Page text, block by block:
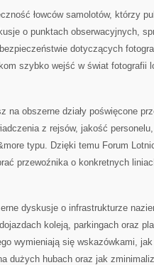
łowców samolotów, którzy
o punktach obserwacyjnych,
dotyczących
szybko wejść w świat fotografii
na obszerne działy poświęcone
z rejsów, jakość
typu. Dzięki temu Forum
przewoźnika o konkretnych
dyskusje o infrastrukturze
koleją, parkingach oraz
wymieniają się wskazówkami,
dużych hubach oraz jak